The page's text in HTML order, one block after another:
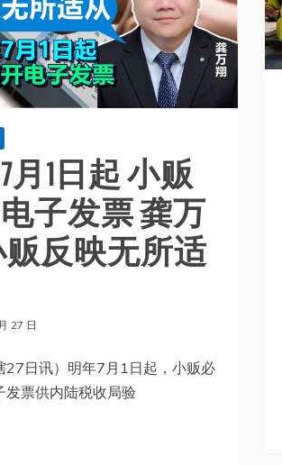
月1日起 小贩
子发票 龚万
贩反映无所适
27 日
27日讯）明年7月1日起，小贩必
发票供内陆税收局验